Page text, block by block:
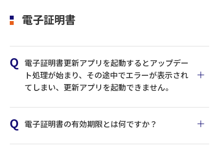
マニュアルはこちら
お申込み手続きはこちら
電子証明書
電子証明書更新アプリを起動するとアップデー
ト処理が始まり、その途中でエラーが表示され
てしまい、更新アプリを起動できません。
電子証明書の有効期限とは何ですか？